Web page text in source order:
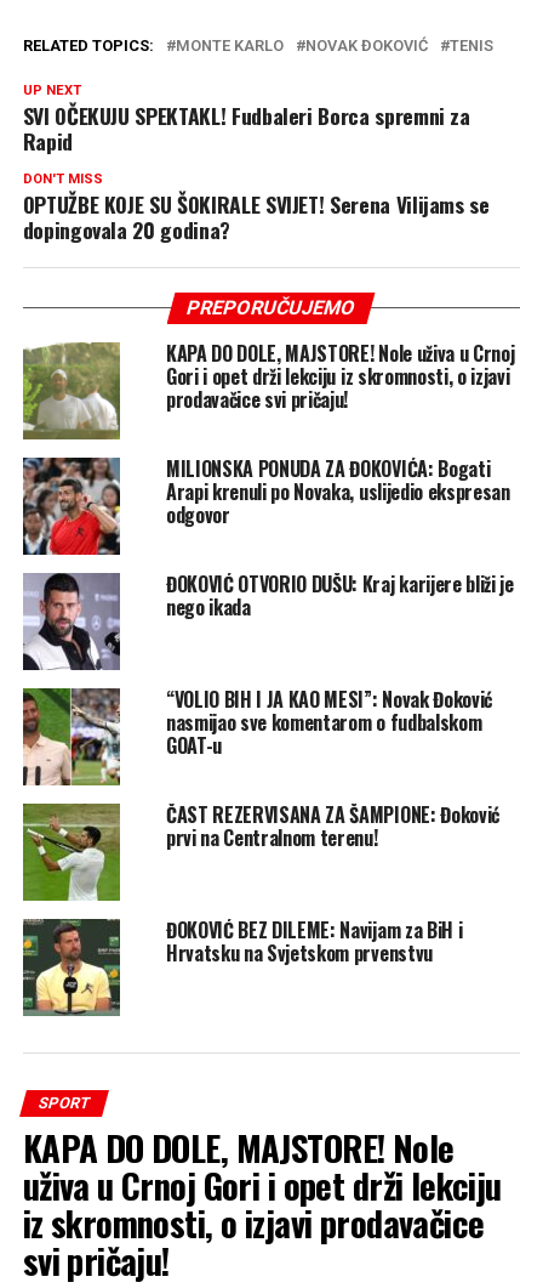
RELATED TOPICS: MONTE KARLO NOVAK ĐOKOVIĆ TENIS
UP NEXT
SVI OČEKUJU SPEKTAKL! Fudbaleri Borca spremni za
Rapid
DON'T MISS
OPTUŽBE KOJE SU ŠOKIRALE SVIJET! Serena Vilijams se
dopingovala 20 godina?
PREPORUČUJEMO
KAPA DO DOLE, MAJSTORE! Nole uživa u Crnoj
Gori i opet drži lekciju iz skromnosti, o izjavi
prodavačice svi pričaju!
MILIONSKA PONUDA ZA ĐOKOVIĆA: Bogati
Arapi krenuli po Novaka, uslijedio ekspresan
odgovor
ĐOKOVIĆ OTVORIO DUŠU: Kraj karijere bliži je
nego ikada
“VOLIO BIH I JA KAO MESI”: Novak Đoković
nasmijao sve komentarom o fudbalskom
GOAT-u
ČAST REZERVISANA ZA ŠAMPIONE: Đoković
prvi na Centralnom terenu!
ĐOKOVIĆ BEZ DILEME: Navijam za BiH i
Hrvatsku na Svjetskom prvenstvu
SPORT
KAPA DO DOLE, MAJSTORE! Nole
uživa u Crnoj Gori i opet drži lekciju
iz skromnosti, o izjavi prodavačice
svi pričaju!